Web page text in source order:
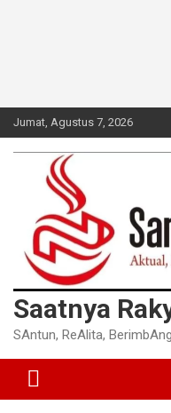
Jumat, Agustus 7, 2026
Saatnya
SAntun, ReAlita, BerimbAng